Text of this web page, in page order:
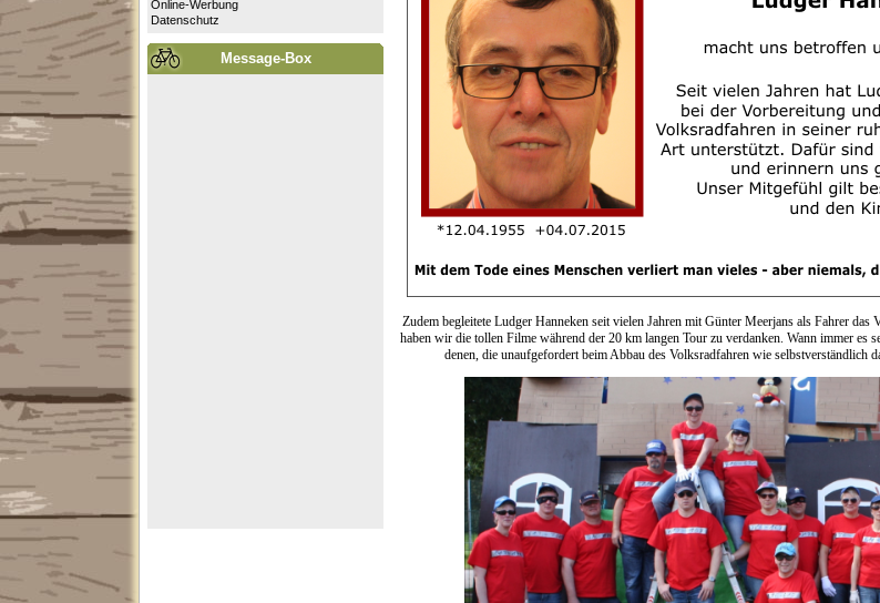
Online-Werbung
Datenschutz
Message-Box
Zudem begleitete Ludger Hanneken seit vielen Jahren mit Günter Meerjans als Fahrer das
haben wir die tollen Filme während der 20 km langen Tour zu verdanken. Wann immer es
denen, die unaufgefordert beim Abbau des Volksradfahren wie selbstverständlich